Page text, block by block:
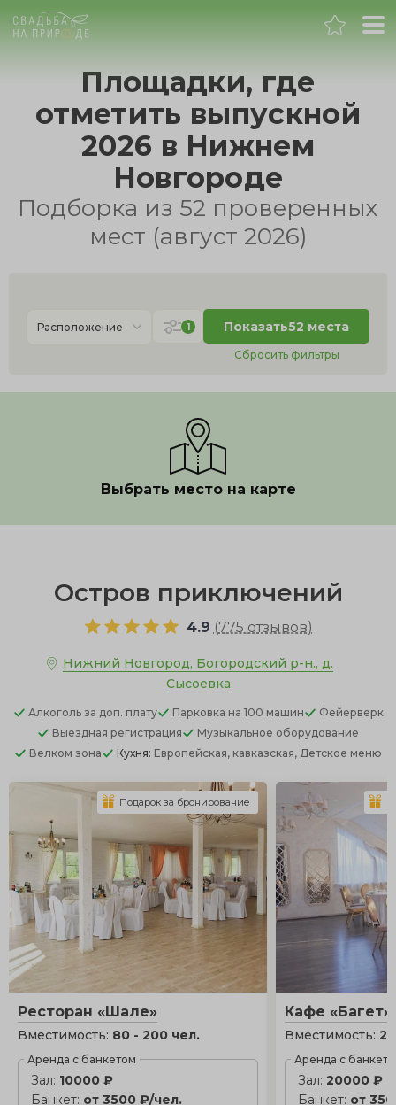
Нижний Новгород
Банкет
День рождения
Площадки, где
отметить выпускной
2026 в Нижнем
Новгороде
Подборка из 52 проверенных
мест (август 2026)
Расположение 1 Показать52 места
Сбросить фильтры
Выбрать место на карте
Остров приключений
4.9 (775 отзывов)
Нижний Новгород, Богородский р-н., д.
Сысоевка
Алкоголь за доп. плату Парковка на 100 машин
Фейерверк
Выездная регистрация
Музыкальное оборудование
Велком зона
Кухня: Европейская, кавказская, Детское меню
Ресторан «Шале»
Вместимость: 80 - 200 чел.
Аренда с банкетом
Зал: 10000 ₽
Банкет: от 3500 ₽/чел.
Подарок за бронирование
Кафе «Багет»
Вместимость:
Аренда с
Зал:20000 ₽
Банкет: от